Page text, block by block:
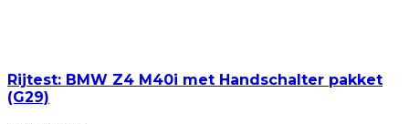
Rijtest: BMW Z4 M40i met Handschalter pakket
(G29)